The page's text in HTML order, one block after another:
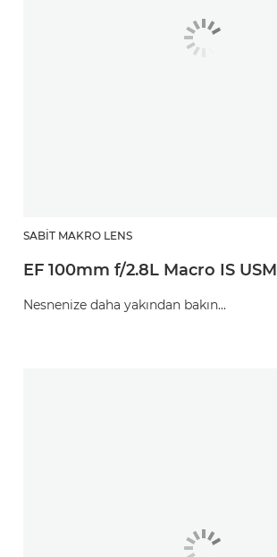
SABIT MAKRO LENS
EF 100mm f/2.8L Macro IS USM
Nesnenize daha yakından bakın...